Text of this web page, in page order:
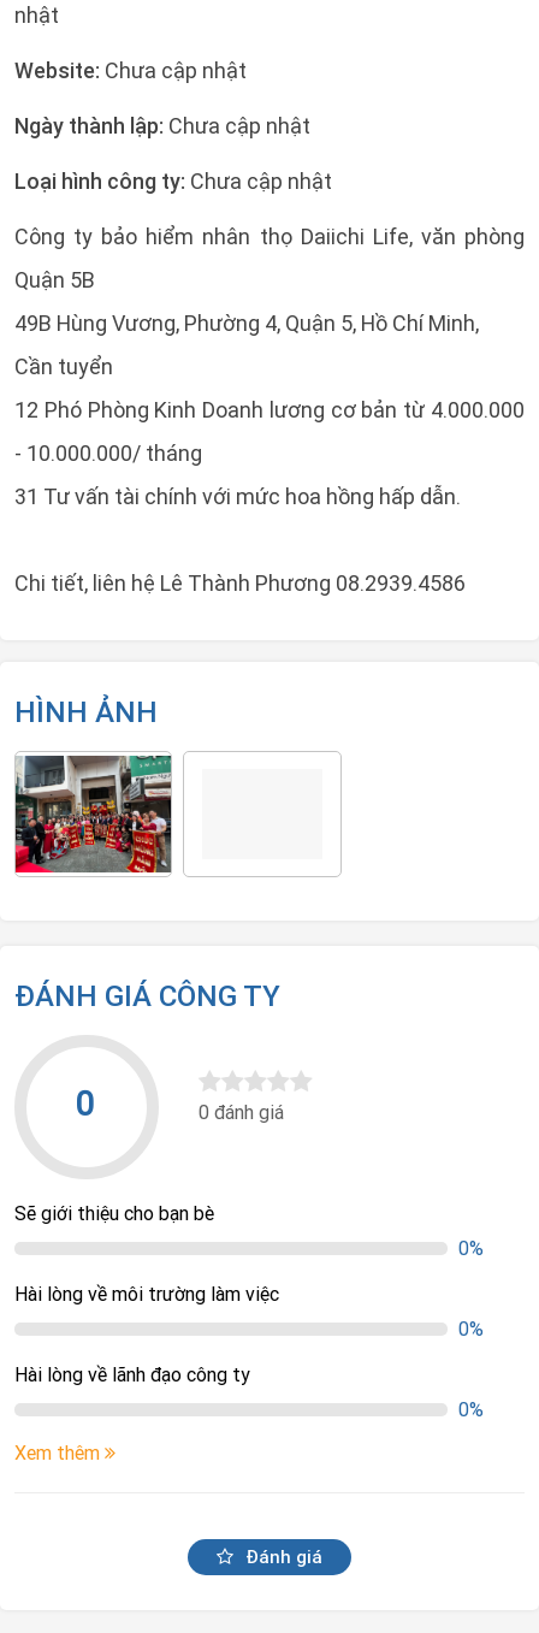
nhật
Website: Chưa cập nhật
Ngày thành lập: Chưa cập nhật
Loại hình công ty: Chưa cập nhật
Công ty bảo hiểm nhân thọ Daiichi Life, văn phòng
Quận 5B
49B Hùng Vương, Phường 4, Quận 5, Hồ Chí Minh,
Cần tuyển
12 Phó Phòng Kinh Doanh lương cơ bản từ 4.000.000
- 10.000.000/ tháng
31 Tư vấn tài chính với mức hoa hồng hấp dẫn.
Chi tiết, liên hệ Lê Thành Phương 08.2939.4586
HÌNH ẢNH
ĐÁNH GIÁ CÔNG TY
0 0 đánh giá
Sẽ giới thiệu cho bạn bè
0%
Hài lòng về môi trường làm việc
0%
Hài lòng về lãnh đạo công ty
0%
Xem thêm
Đánh giá